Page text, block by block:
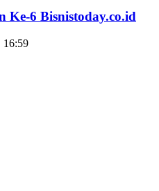
Ke-6 Bisnistoday.co.id
16:59